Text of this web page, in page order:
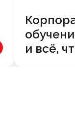
и всё,